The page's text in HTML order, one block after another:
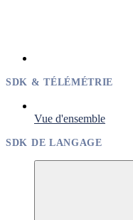
SDK & TÉLÉMÉTRIE
Vue d'ensemble
SDK DE LANGAGE